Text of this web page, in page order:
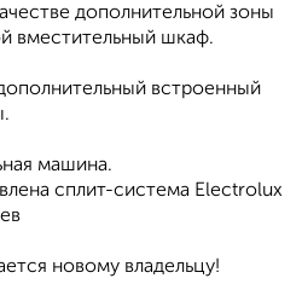
дополнительной зоны
вместительный шкаф.
встроенный
машина.
сплит-система Electrolux
новому владельцу!